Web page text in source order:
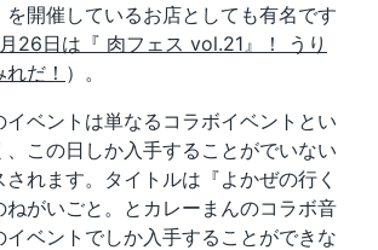
を開催しているお店としても有名です
26日は『 肉フェス vol.21』！ うり
だ！ ）。
イベントは単なるコラボイベントとい
、この日しか入手することがでいない
れます。タイトルは『よかぜの行く
ねがいごと。とカレーまんのコラボ音
ベントでしか入手することができな